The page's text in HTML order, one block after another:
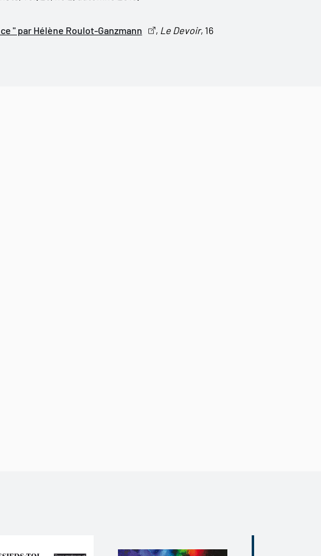
" par Hélène Roulot-Ganzmann , Le Devoir, 16